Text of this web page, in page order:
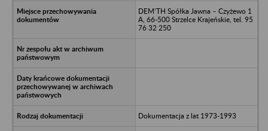
DEM’TH Spółka Jawna – Czyżewo 1
A, 66-500 Strzelce Krajeńskie, tel. 95
76 32 250
Dokumentacja z lat 1973-1993